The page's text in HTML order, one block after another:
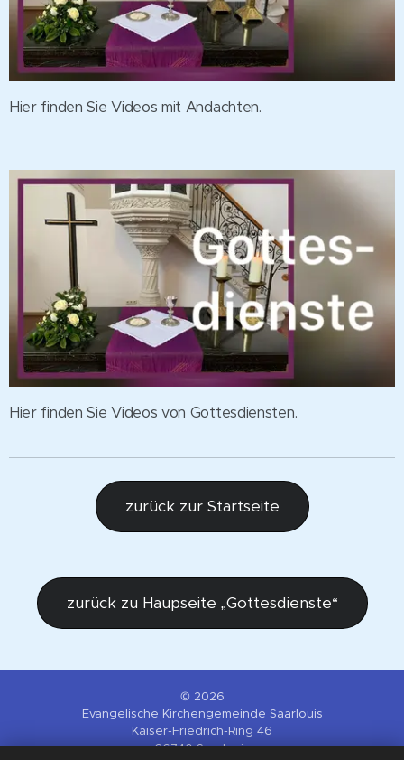
Hier finden Sie Videos mit Andachten.
Hier finden Sie Videos von Gottesdiensten.
zurück zur Startseite
zurück zu Haupseite „Gottesdienste“
© 2026
Evangelische Kirchengemeinde Saarlouis
Kaiser-Friedrich-Ring 46
66740 Saarlouis